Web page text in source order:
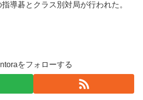
導碁とクラス別対局が行われた。
をフォローする